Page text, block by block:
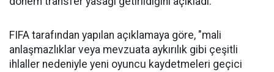
FIFA tarafından yapılan açıklamaya göre, "mali
anlaşmazlıklar veya mevzuata aykırılık gibi çeşitli
ihlaller nedeniyle yeni oyuncu kaydetmeleri geçici